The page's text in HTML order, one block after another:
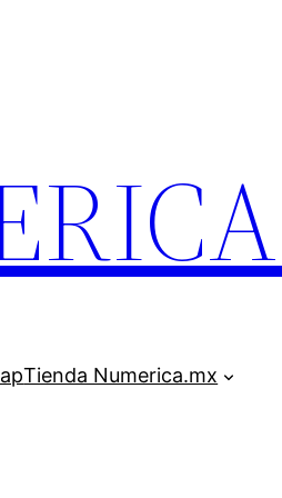
Tienda Numerica.mx